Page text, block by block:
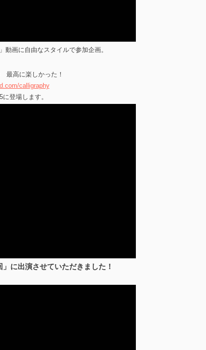
動画に自由なスタイルで参加企画。
最高に楽しかった！
calligraphy
登場します。
に出演させていただきました！